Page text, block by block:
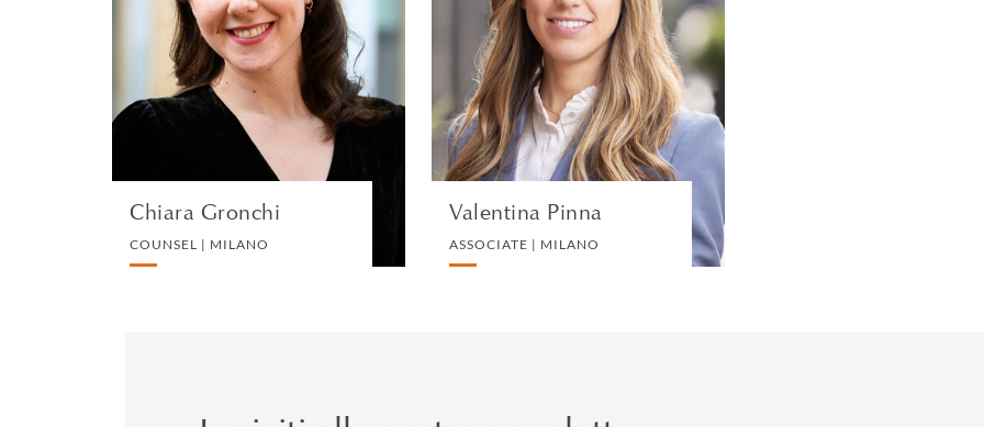
Chiara Gronchi
COUNSEL | MILANO
PRIVATE CLIENT AND TAX
VEDI IL PROFILO
Valentina Pinna
ASSOCIATE | MILANO
INTELLECTUAL
PROPERTY AND
TECHNOLOGY
VEDI IL PROFILO